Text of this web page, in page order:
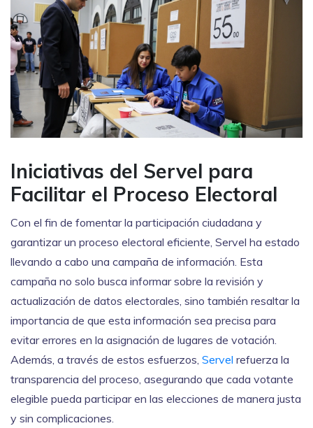
Iniciativas del Servel para
Facilitar el Proceso Electoral
Con el fin de fomentar la participación ciudadana y
garantizar un proceso electoral eficiente, Servel ha estado
llevando a cabo una campaña de información. Esta
campaña no solo busca informar sobre la revisión y
actualización de datos electorales, sino también resaltar la
importancia de que esta información sea precisa para
evitar errores en la asignación de lugares de votación.
Además, a través de estos esfuerzos, Servel refuerza la
transparencia del proceso, asegurando que cada votante
elegible pueda participar en las elecciones de manera justa
y sin complicaciones.